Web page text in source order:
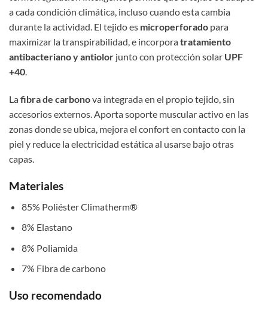
a cada condición climática, incluso cuando esta cambia
durante la actividad. El tejido es microperforado para
maximizar la transpirabilidad, e incorporatratamiento
antibacteriano y antiolor junto con protección solar UPF
+40.
Lafibra de carbonova integrada en el propio tejido, sin
accesorios externos. Aporta soporte muscular activo en las
zonas donde se ubica, mejora el confort en contacto con la
piel y reduce la electricidad estática al usarse bajo otras
capas.
Materiales
85% Poliéster Climatherm®
8% Elastano
8% Poliamida
7% Fibra de carbono
Uso recomendado